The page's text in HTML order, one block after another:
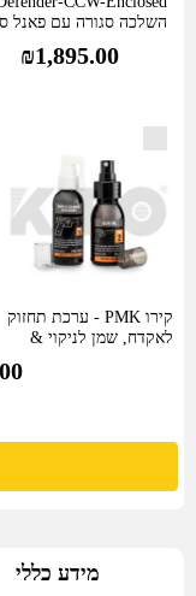
השלכה סגורה עם פאנל
₪1,895.00
קירו PMK - ערכת תחזוק
לאקדח, שמן לניקוי &
מידע כללי